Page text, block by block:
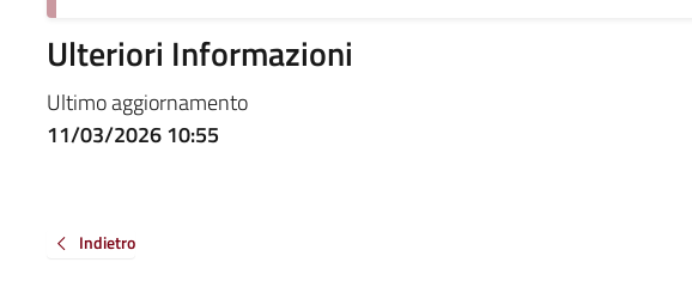
Ulteriori Informazioni
Ultimo aggiornamento
11/03/2026 10:55
Indietro